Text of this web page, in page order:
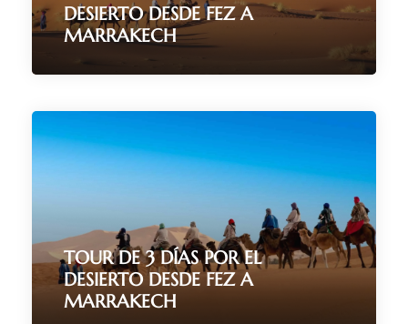
DESIERTO DESDE FEZ A
MARRAKECH
4 días / 5 noches
TOUR DE 3 DÍAS POR EL
DESIERTO DESDE FEZ A
MARRAKECH